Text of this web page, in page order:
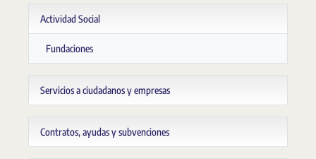
Actividad Social
Fundaciones
Servicios a ciudadanos y empresas
Contratos, ayudas y subvenciones